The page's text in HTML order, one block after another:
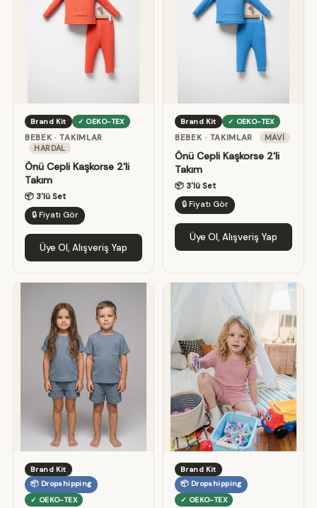
Brand Kit ✓ OEKO-TEX
BEBEK · TAKIMLAR
HARDAL
Önü Cepli Kaşkorse 2'li
Takım
📦 3'lü Set
🔒 Fiyatı Gör
Üye Ol, Alışveriş Yap
Brand Kit ✓ OEKO-TEX
BEBEK · TAKIMLAR MAVI
Önü Cepli Kaşkorse 2'li
Takım
📦 3'lü Set
🔒 Fiyatı Gör
Üye Ol, Alışveriş Yap
Brand Kit
📦 Dropshipping
✓ OEKO-TEX
Brand Kit
📦 Dropshipping
✓ OEKO-TEX